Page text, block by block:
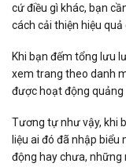
cứ điều gì khác, bạn
cách cải thiện hiệu quả
Khi bạn đếm tổng lưu
xem trang theo danh
được hoạt động quảng
Tương tự như vậy, khi
liệu ai đó đã nhập
động hay chưa,